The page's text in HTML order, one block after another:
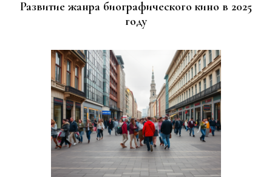
Развитие жанра биографического кино в 2025
году